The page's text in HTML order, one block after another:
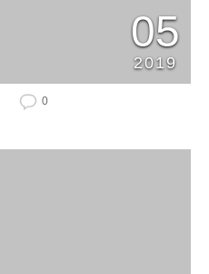
05
2019
0